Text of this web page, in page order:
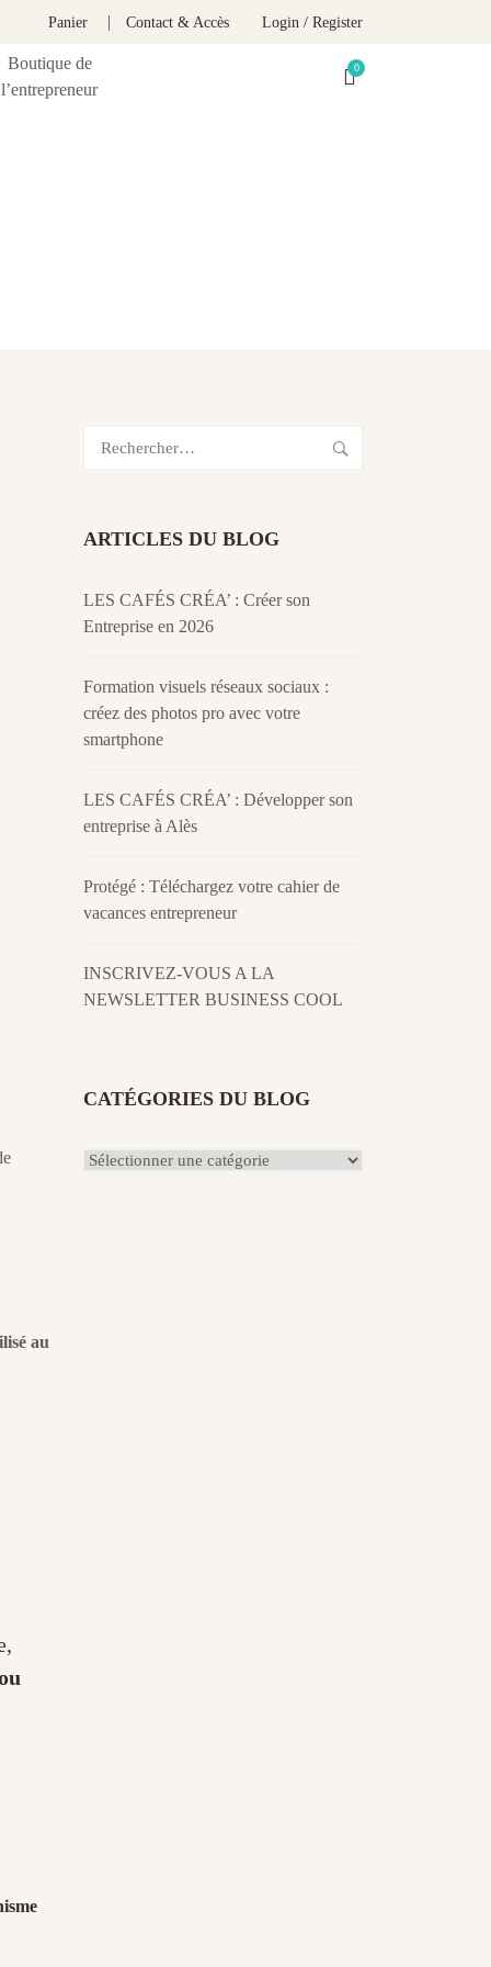
Panier Contact & Accès Login / Register
Boutique de
l’entrepreneur
au
ARTICLES DU BLOG
LES CAFÉS CRÉA’ : Créer son
Entreprise en 2026
Formation visuels réseaux sociaux :
créez des photos pro avec votre
smartphone
LES CAFÉS CRÉA’ : Développer son
entreprise à Alès
Protégé : Téléchargez votre cahier de
vacances entrepreneur
INSCRIVEZ-VOUS A LA
NEWSLETTER BUSINESS COOL
CATÉGORIES DU BLOG
Catégories